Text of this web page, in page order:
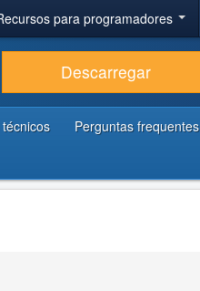
para programadores
Descarregar
Perguntas frequentes